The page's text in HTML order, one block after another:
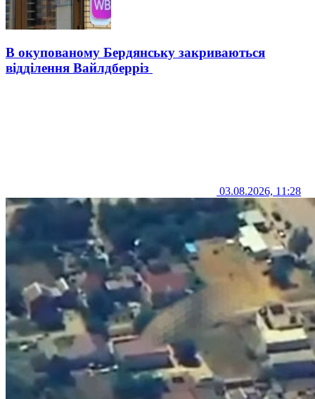
В окупованому Бердянську закриваються
відділення Вайлдберріз
03.08.2026, 11:28